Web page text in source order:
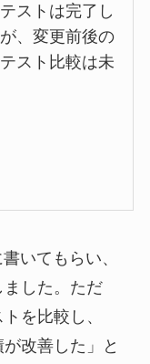
ストは完了し
、変更前後の
スト比較は未
いてもらい、
した。ただ
を比較し、
改善した」と